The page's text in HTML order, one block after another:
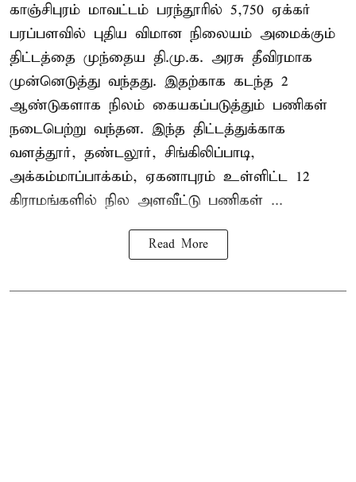
காஞ்சிபுரம் மாவட்டம் பரந்தூரில் 5,750 ஏக்கர்
பரப்பளவில் புதிய விமான நிலையம் அமைக்கும்
திட்டத்தை முந்தைய தி.மு.க. அரசு தீவிரமாக
முன்னெடுத்து வந்தது. இதற்காக கடந்த 2
ஆண்டுகளாக நிலம் கையகப்படுத்தும் பணிகள்
நடைபெற்று வந்தன. இந்த திட்டத்துக்காக
வளத்தூர், தண்டலூர், சிங்கிலிப்பாடி,
அக்கம்மாப்பாக்கம், ஏகனாபுரம் உள்ளிட்ட 12
கிராமங்களில் நில அளவீட்டு பணிகள் ...
Read More